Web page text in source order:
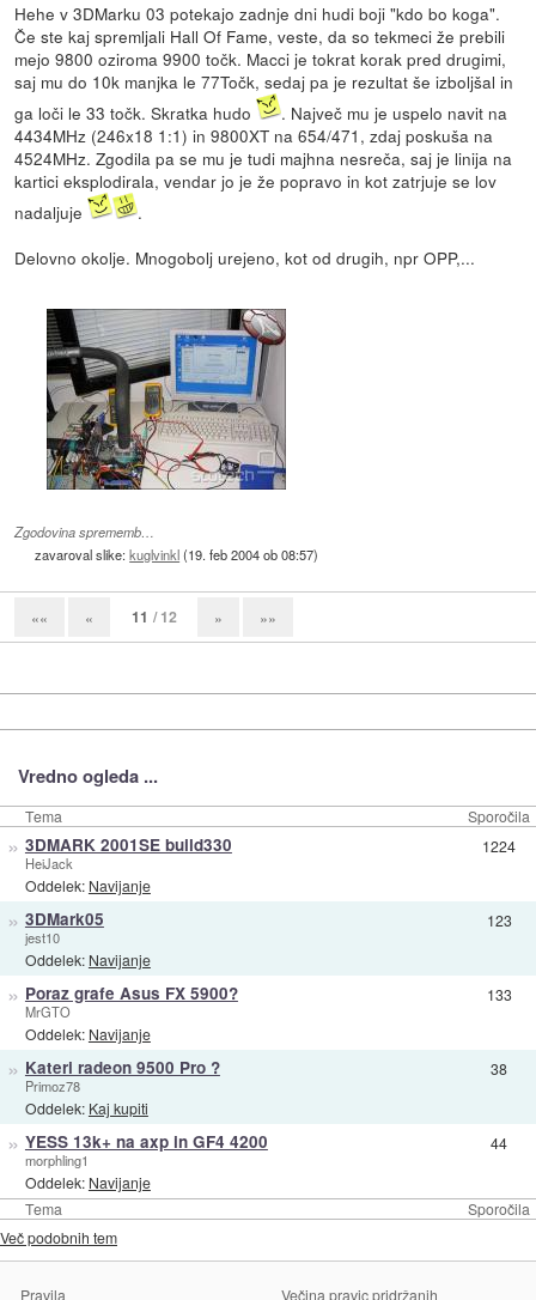
Hehe v 3DMarku 03 potekajo zadnje dni hudi boji "kdo bo koga".
Če ste kaj spremljali Hall Of Fame, veste, da so tekmeci že prebili
mejo 9800 oziroma 9900 točk. Macci je tokrat korak pred drugimi,
saj mu do 10k manjka le 77Točk, sedaj pa je rezultat še izboljšal in
ga loči le 33 točk. Skratka hudo
. Največ mu je uspelo navit na
4434MHz (246x18 1:1) in 9800XT na 654/471, zdaj poskuša na
4524MHz. Zgodila pa se mu je tudi majhna nesreča, saj je linija na
kartici eksplodirala, vendar jo je že popravo in kot zatrjuje se lov
nadaljuje
.
Delovno okolje. Mnogobolj urejeno, kot od drugih, npr OPP,...
Zgodovina sprememb…
zavaroval slike:kuglvinkl(19. feb 2004 ob 08:57)
«« « 11 / 12 » »»
Vredno ogleda ...
Tema Sporočila
Tema Sporočila
» 3DMARK 2001SE build330
HeiJack
Oddelek: Navijanje
1224
» 3DMark05
jest10
Oddelek: Navijanje
123
» Poraz grafe Asus FX 5900?
MrGTO
Oddelek: Navijanje
133
» Kateri radeon 9500 Pro ?
Primoz78
Oddelek: Kaj kupiti
38
» YESS 13k+ na axp in GF4 4200
morphling1
Oddelek: Navijanje
44
Več podobnih tem
Pravila Večina pravic pridržanih